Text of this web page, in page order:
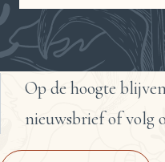
Op de hoogte
nieuwsbrief of volg